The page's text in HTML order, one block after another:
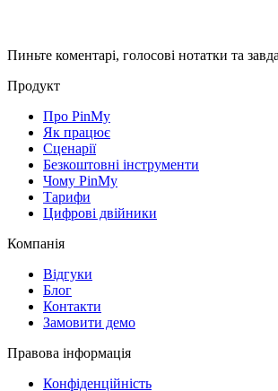
Пиньте коментарі, голосові нотатки та
Продукт
Про PinMy
Як працює
Сценарії
Безкоштовні інструменти
Чому PinMy
Тарифи
Цифрові двійники
Компанія
Відгуки
Блог
Контакти
Замовити демо
Правова інформація
Конфіденційність